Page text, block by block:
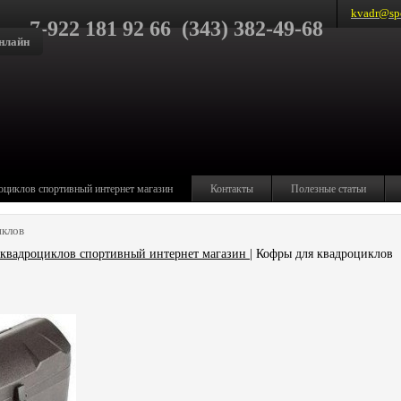
7-922 181 92 66 (343) 382-49-68
спортивный интернет магазин Контакты Полезные статьи
спортивный интернет магазин | Кофры для квадроциклов